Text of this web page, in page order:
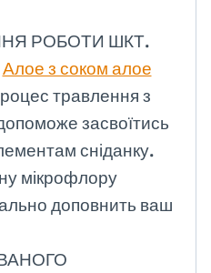
РОБОТИ ШКТ.
Алое з соком алое
травлення з
засвоїтись
сніданку.
мікрофлору
доповнить ваш